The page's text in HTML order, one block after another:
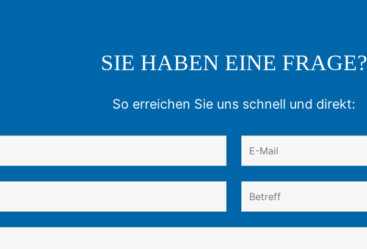
SIE HABEN EINE FRAGE?
So erreichen Sie uns schnell und direkt: